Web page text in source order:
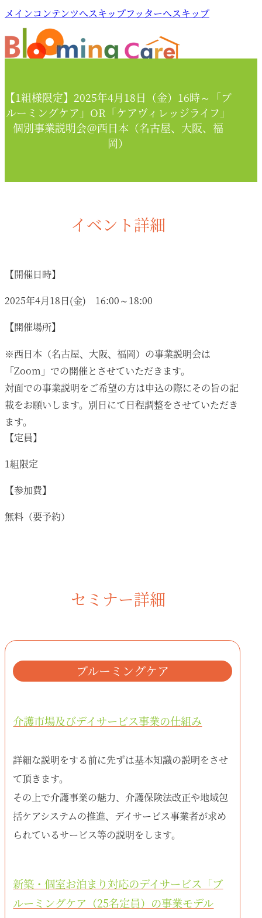
メインコンテンツへスキップフッターへスキップ
【1組様限定】2025年4月18日（金）16時～「ブ
ルーミングケア」OR「ケアヴィレッジライフ」
個別事業説明会＠西日本（名古屋、大阪、福
岡）
イベント詳細
【開催日時】
2025年4月18日(金) 16:00～18:00
【開催場所】
※西日本（名古屋、大阪、福岡）の事業説明会は
「Zoom」での開催とさせていただきます。
対面での事業説明をご希望の方は申込の際にその旨の記
載をお願いします。別日にて日程調整をさせていただき
ます。
【定員】
1組限定
【参加費】
無料（要予約）
セミナー詳細
ブルーミングケア
介護市場及びデイサービス事業の仕組み
詳細な説明をする前に先ずは基本知識の説明をさせ
て頂きます。
その上で介護事業の魅力、介護保険法改正や地域包
括ケアシステムの推進、デイサービス事業者が求め
られているサービス等の説明をします。
新築・個室お泊まり対応のデイサービス「ブ
ルーミングケア（25名定員）の事業モデル